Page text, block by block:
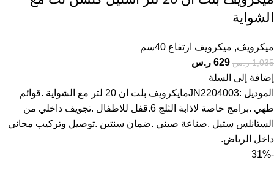
الشواية
ميكرويڤ, ميكرويف ارتفاع 40سم
1,035 ر.س 629 ر.س
إضافة إلى السلة
الموديل :JN2204003مايكرويف بلت ان 20 لتر مع الشواية .قوائم
طهي .برامج خاصة لاذابة الثلج 6.قفل للاطفال .تجويف داخلي من
الستانلس ستيل .صناعة صيني .ضمان سنتين .توصيل وتركيب مجاني
داخل الرياض.
-31%